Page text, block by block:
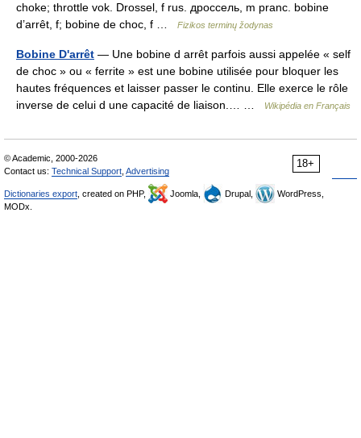
choke; throttle vok. Drossel, f rus. дроссель, m pranc. bobine
d’arrêt, f; bobine de choc, f …
Fizikos terminų žodynas
Bobine D'arrêt — Une bobine d arrêt parfois aussi appelée « self
de choc » ou « ferrite » est une bobine utilisée pour bloquer les
hautes fréquences et laisser passer le continu. Elle exerce le rôle
inverse de celui d une capacité de liaison.… …
Wikipédia en Français
18+
© Academic, 2000-2026
Contact us: Technical Support Advertising
Dictionaries export , created on PHP, Joomla, Drupal,
WordPress,
MODx.